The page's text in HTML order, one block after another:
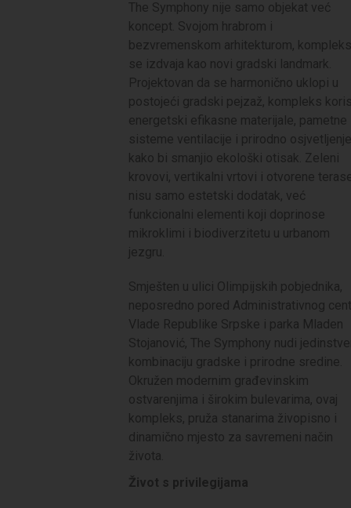
The Symphony nije samo objekat već
koncept. Svojom hrabrom i
bezvremenskom arhitekturom, kompleks
se izdvaja kao novi gradski landmark.
Projektovan da se harmonično uklopi u
postojeći gradski pejzaž, kompleks
energetski efikasne materijale, pametne
sisteme ventilacije i prirodno
kako bi smanjio ekološki otisak. Zeleni
krovovi, vertikalni vrtovi i otvorene
nisu samo estetski dodatak, već
funkcionalni elementi koji doprinose
mikroklimi i biodiverzitetu u urbanom
jezgru.
Smješten u ulici Olimpijskih pobjednika,
neposredno pored Administrativnog
Vlade Republike Srpske i parka Mladen
Stojanović, The Symphony nudi
kombinaciju gradske i prirodne sredine.
Okružen modernim građevinskim
ostvarenjima i širokim bulevarima, ovaj
kompleks, pruža stanarima živopisno i
dinamično mjesto za savremeni način
života.
Život s privilegijama